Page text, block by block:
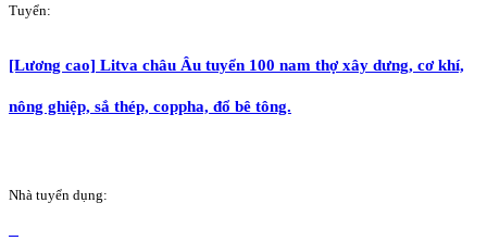
Tuyển:
[Lương cao] Litva châu Âu tuyển 100 nam thợ xây dưng, cơ khí,
nông ghiệp, sắ thép, coppha, đổ bê tông.
Nhà tuyển dụng: